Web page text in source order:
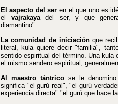
El aspecto del ser en el que uno es
el vajrakayadel ser, y que
diamantino".
La comunidad de iniciaciónque
literal, kula quiere decir "familia",
sentido espiritual del término. Una kula
el mismo sendero espiritual,
Al maestro tántricose le
significa "el gurú real", "el gurú
experiencia directa" "el gurú que hace